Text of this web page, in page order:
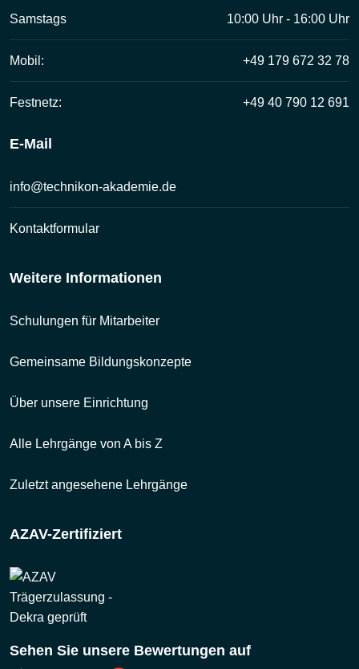
Samstags 10:00 Uhr - 16:00 Uhr
Mobil: +49 179 672 32 78
Festnetz: +49 40 790 12 691
E-Mail
info@technikon-akademie.de
Kontaktformular
Weitere Informationen
Schulungen für Mitarbeiter
Gemeinsame Bildungskonzepte
Über unsere Einrichtung
Alle Lehrgänge von A bis Z
Zuletzt angesehene Lehrgänge
AZAV-Zertifiziert
Sehen Sie unsere Bewertungen auf